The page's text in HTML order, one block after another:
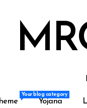
Your blog category
Your blog category
Yojana